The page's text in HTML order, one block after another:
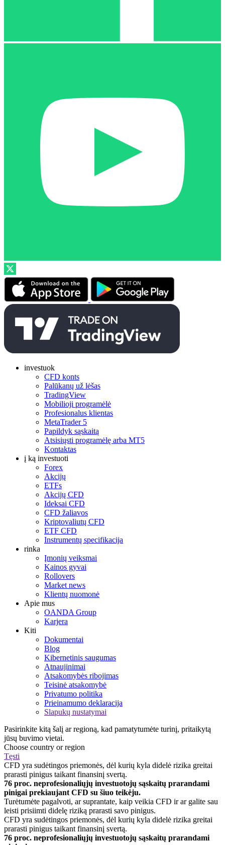
investuok
CFD konts
Palūkanų už lėšas
TradingView
Mobilioji programėlė
Profesionalus klientas
MetaTrader 5
Papildyk sąskaitą
Atsisiųsti programėlę arba MT5
Kontaktas
į ką investuoti
Forex
Akcijų
ETFs
Akcijų CFD
Ideksai CFD
CFD žaliavos
Kriptovaliutų CFD
ETF CFD
Instrumentų specifikacija
rinka
Įmonių veiksmai
Kainos gyvai
Rollovers
Market news
Klientų nuomonė
Apie mus
OANDA Group
Karjera
Kiti
Dokumentai
Blog
Kibernetinis saugumas
Atnaujinimai
Atsakomybės ribojimas
Teisinė atsakomybė
Privatumo politika
Prieinamumo deklaracija
Slapukų nustatymai
Pasirinkite kitą šalį ar regioną, kad pamatytumėte turinį, pritaikytą
jūsų buvimo vietai.
Choose country or region
Tęsti
CFD yra sudėtingos priemonės, dėl kurių kyla didelė rizika greitai
prarasti pinigus taikant finansinį svertą.
76 proc. neprofesionaliųjų investuotojų sąskaitų prarandami
pinigai prekiaujant CFD su šiuo teikėju.
Turėtumėte pagalvoti, ar suprantate, kaip veikia CFD ir ar galite sau
leisti prisiimti didelę riziką prarasti savo pinigus.
CFD yra sudėtingos priemonės, dėl kurių kyla didelė rizika greitai
prarasti pinigus taikant finansinį svertą.
76 proc. neprofesionaliųjų investuotojų sąskaitų prarandami